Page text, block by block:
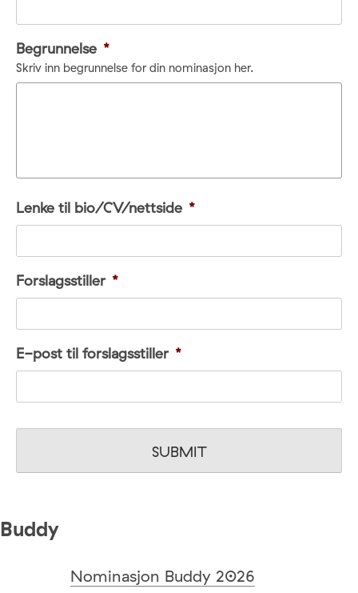
Begrunnelse *
Skriv inn begrunnelse for din nominasjon her.
Lenke til bio/CV/nettside *
Forslagsstiller *
E-post til forslagsstiller *
Buddy
Nominasjon Buddy 2026